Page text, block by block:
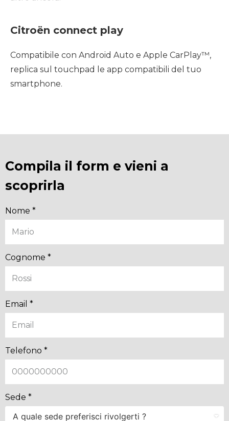
Citroën connect play
Compatibile con Android Auto e Apple CarPlay™,
replica sul touchpad le app compatibili del tuo
smartphone.
Compila il form e vieni a
scoprirla
Nome *
Cognome *
Email *
Telefono *
Sede *